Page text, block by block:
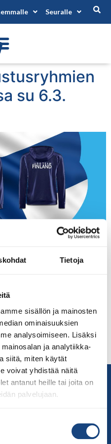
Tietoja
sisällön ja mainosten
ominaisuuksien
analysoimiseen. Lisäksi
ja analytiikka-
siitä, miten käytät
voivat yhdistää näitä
antanut heille tai joita on
palvelujaan.
Seuralle
su 6.3.
on
jotka
Edustusasut on
tehdä vielä
ja varusteita on
kaikille halukkaille.